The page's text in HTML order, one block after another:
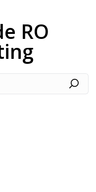
RO